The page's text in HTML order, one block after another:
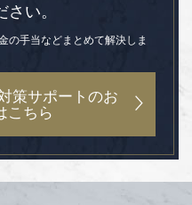
さい。
の手当などまとめて解決しま
策サポートのお
こちら